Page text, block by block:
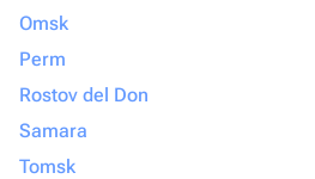
Omsk
Perm
Rostov del Don
Samara
Tomsk